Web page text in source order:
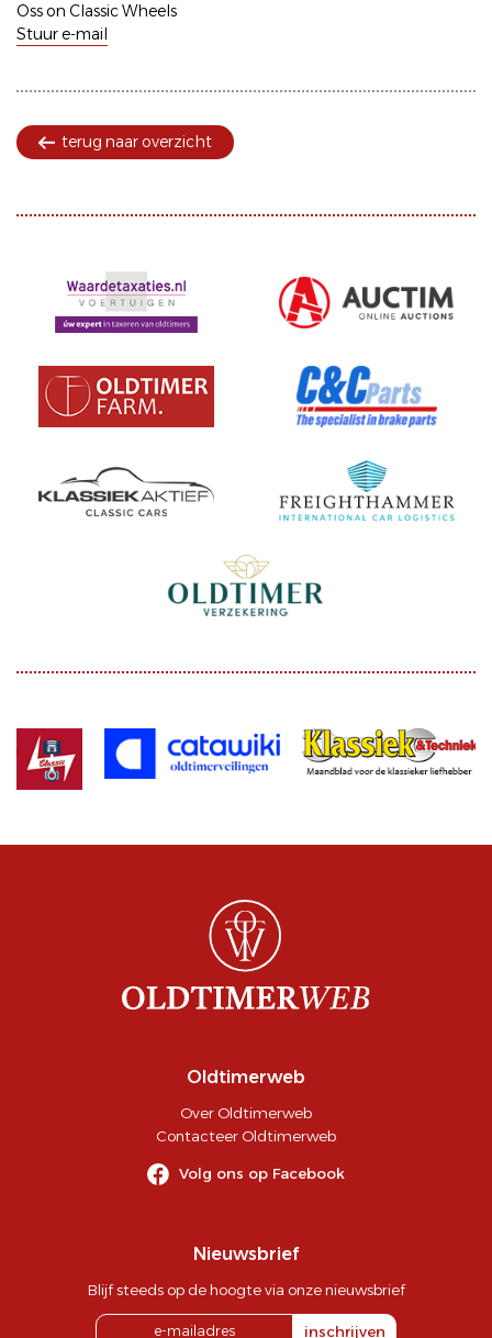
Oss on Classic Wheels
Stuur e-mail
terug naar overzicht
Oldtimerweb
Over Oldtimerweb
Contacteer Oldtimerweb
Volg ons op Facebook
Nieuwsbrief
Blijf steeds op de hoogte via onze nieuwsbrief
inschrijven